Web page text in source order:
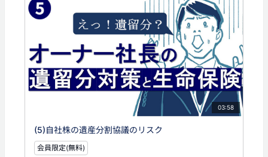
03:58
(5)自社株の遺産分割協議のリスク
会員限定(無料)